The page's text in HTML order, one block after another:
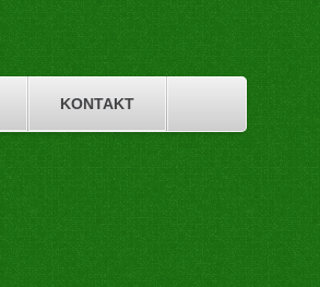
KONTAKT